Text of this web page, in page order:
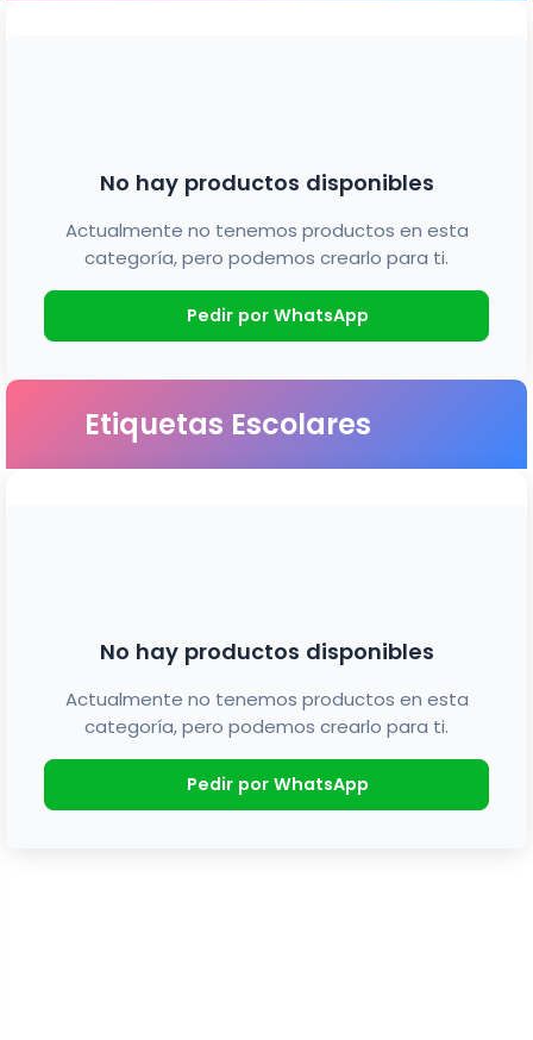
No hay productos disponibles
Actualmente no tenemos productos en esta
categoría, pero podemos crearlo para ti.
Pedir por WhatsApp
Etiquetas Escolares
No hay productos disponibles
Actualmente no tenemos productos en esta
categoría, pero podemos crearlo para ti.
Pedir por WhatsApp